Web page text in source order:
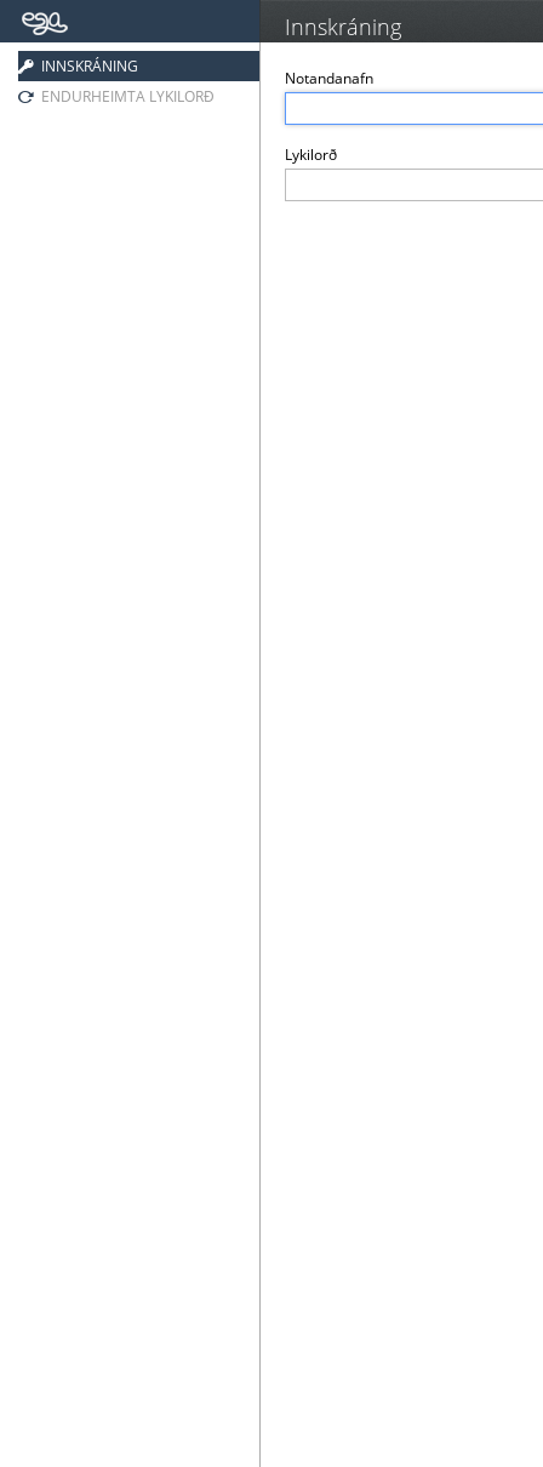
Innskráning
INNSKRÁNING
ENDURHEIMTA LYKILORÐ
Notandanafn
Lykilorð